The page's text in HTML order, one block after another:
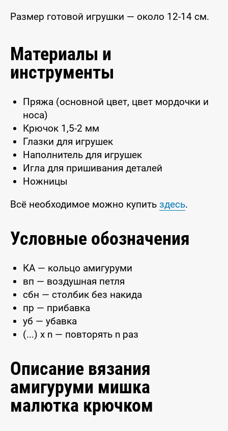
Размер готовой игрушки — около 12-14 см.
Материалы и
инструменты
Пряжа (основной цвет, цвет мордочки и
носа)
Крючок 1,5-2 мм
Глазки для игрушек
Наполнитель для игрушек
Игла для пришивания деталей
Ножницы
Всё необходимое можно купить здесь.
Условные обозначения
КА — кольцо амигуруми
вп — воздушная петля
сбн — столбик без накида
пр — прибавка
уб — убавка
(...) x n — повторять n раз
Описание вязания
амигуруми мишка
малютка крючком